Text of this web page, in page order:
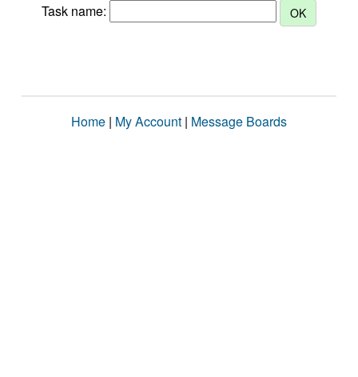
Task name:
Home | My Account | Message Boards